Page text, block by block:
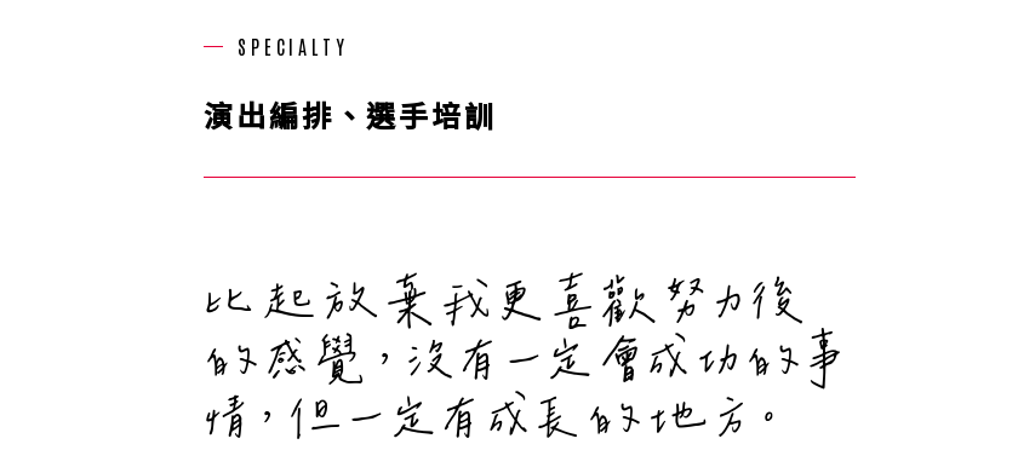
SPECIALTY
演出編排、選手培訓
比起放棄我更喜歡努力後
的感覺，沒有一定會成功的事
情，但一定有成長的地方。